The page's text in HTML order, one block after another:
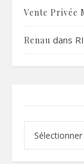
Vente Privée
Renau dans